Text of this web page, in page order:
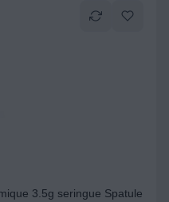
3.5g seringue Spatule